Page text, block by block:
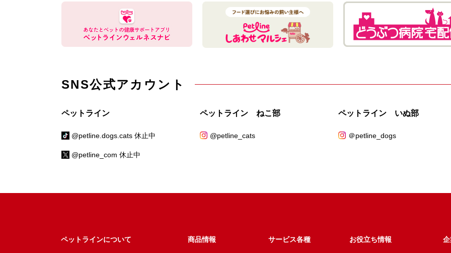
SNS公式アカウント
ペットライン
@petline.dogs.cats 休止中
@petline_com 休止中
ペットライン ねこ部
@petline_cats
ペットライン いぬ部
＠petline_dogs
ペットラインについて 商品情報 サービス各種 お役立ち情報